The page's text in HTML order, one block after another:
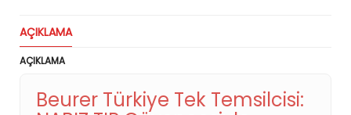
AÇIKLAMA
AÇIKLAMA
Beurer Türkiye Tek Temsilcisi: